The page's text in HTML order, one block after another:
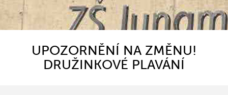
UPOZORNĚNÍ NA ZMĚNU!
DRUŽINKOVÉ PLAVÁNÍ